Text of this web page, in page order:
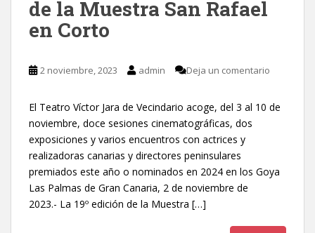
de la Muestra San Rafael
en Corto
2 noviembre, 2023 admin Deja un comentario
El Teatro Víctor Jara de Vecindario acoge, del 3 al 10 de
noviembre, doce sesiones cinematográficas, dos
exposiciones y varios encuentros con actrices y
realizadoras canarias y directores peninsulares
premiados este año o nominados en 2024 en los Goya
Las Palmas de Gran Canaria, 2 de noviembre de
2023.- La 19º edición de la Muestra […]